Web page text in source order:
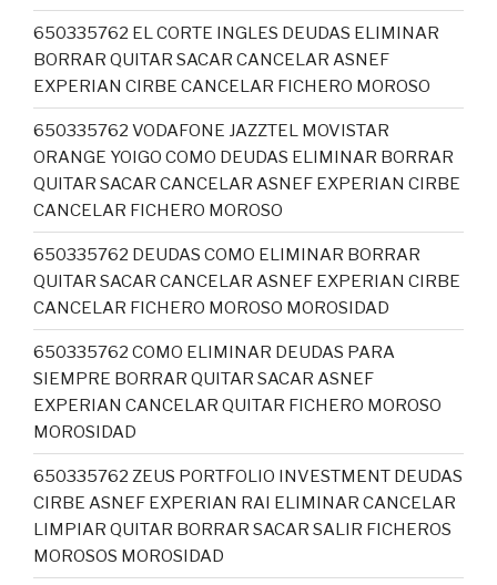
650335762 EL CORTE INGLES DEUDAS ELIMINAR
BORRAR QUITAR SACAR CANCELAR ASNEF
EXPERIAN CIRBE CANCELAR FICHERO MOROSO
650335762 VODAFONE JAZZTEL MOVISTAR
ORANGE YOIGO COMO DEUDAS ELIMINAR BORRAR
QUITAR SACAR CANCELAR ASNEF EXPERIAN CIRBE
CANCELAR FICHERO MOROSO
650335762 DEUDAS COMO ELIMINAR BORRAR
QUITAR SACAR CANCELAR ASNEF EXPERIAN CIRBE
CANCELAR FICHERO MOROSO MOROSIDAD
650335762 COMO ELIMINAR DEUDAS PARA
SIEMPRE BORRAR QUITAR SACAR ASNEF
EXPERIAN CANCELAR QUITAR FICHERO MOROSO
MOROSIDAD
650335762 ZEUS PORTFOLIO INVESTMENT DEUDAS
CIRBE ASNEF EXPERIAN RAI ELIMINAR CANCELAR
LIMPIAR QUITAR BORRAR SACAR SALIR FICHEROS
MOROSOS MOROSIDAD